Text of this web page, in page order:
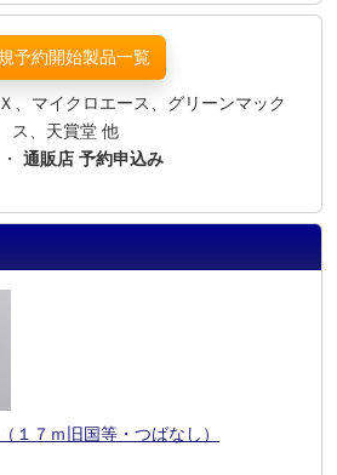
予約開始製品一覧
、マイクロエース、グリーンマック
ス、天賞堂 他
通販店 予約申込み
７ｍ旧国等・つばなし）